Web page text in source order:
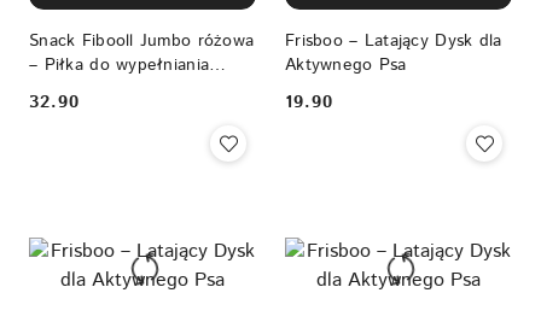
Snack Fibooll Jumbo różowa
– Piłka do wypełniania
smakołykami
Cena:
32.90
Frisboo – Latający Dysk dla
Aktywnego Psa
Cena:
19.90